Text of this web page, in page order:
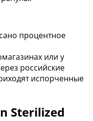
процентное
или у
российские
испорченные
Sterilized